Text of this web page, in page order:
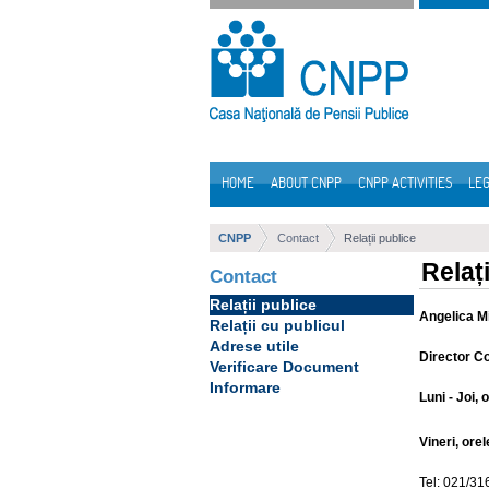
Skip to Content
HOME ABOUT CNPP CNPP ACTIVITIES
CNPP Contact Relații publice
Contact
Relații publice
Relații cu publicul
Adrese utile
Verificare Document
Informare
Angelica
Director
Luni - Joi,
Vineri,
Tel: 021/